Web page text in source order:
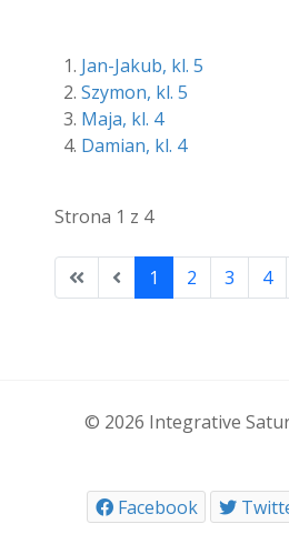
Jan-Jakub, kl. 5
Szymon, kl. 5
Maja, kl. 4
Damian, kl. 4
Strona 1 z 4
1 2 3 4
© 2026 Integrative
Facebook